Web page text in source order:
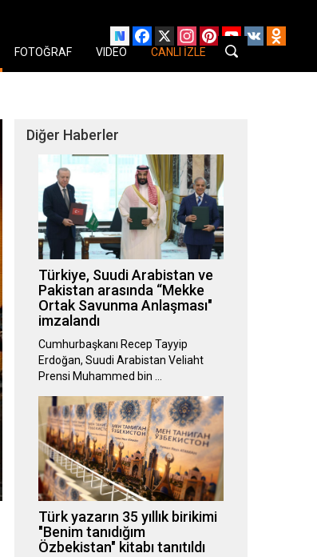
Facebook
X Instagram
PinterestYouTube
VK
FOTOĞRAF VIDEO CANLI İZLE
Diğer Haberler
Türkiye, Suudi Arabistan ve
Pakistan arasında “Mekke
Ortak Savunma Anlaşması"
imzalandı
Cumhurbaşkanı Recep Tayyip
Erdoğan, Suudi Arabistan Veliaht
Prensi Muhammed bin …
Türk yazarın 35 yıllık birikimi
"Benim tanıdığım
Özbekistan" kitabı tanıtıldı